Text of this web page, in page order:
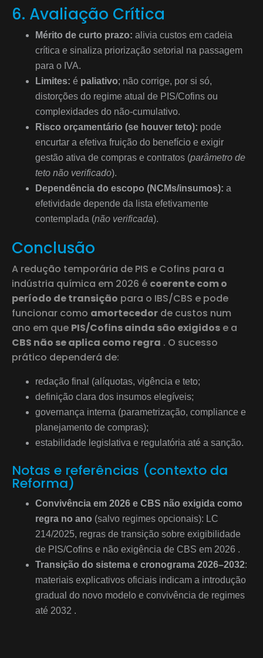
6. Avaliação Crítica
Mérito de curto prazo: alivia custos em cadeia
crítica e sinaliza priorização setorial na passagem
para o IVA.
Limites: é paliativo; não corrige, por si só,
distorções do regime atual de PIS/Cofins ou
complexidades do não-cumulativo.
Risco orçamentário (se houver teto): pode
encurtar a efetiva fruição do benefício e exigir
gestão ativa de compras e contratos (parâmetro de
teto não verificado).
Dependência do escopo (NCMs/insumos): a
efetividade depende da lista efetivamente
contemplada (não verificada).
Conclusão
A redução temporária de PIS e Cofins para a
indústria química em 2026 é coerente com o
período de transição para o IBS/CBS e pode
funcionar como amortecedor de custos num
ano em que PIS/Cofins ainda são exigidos e a
CBS não se aplica como regra . O sucesso
prático dependerá de:
redação final (alíquotas, vigência e teto;
definição clara dos insumos elegíveis;
governança interna (parametrização, compliance e
planejamento de compras);
estabilidade legislativa e regulatória até a sanção.
Notas e referências (contexto da
Reforma)
Convivência em 2026 e CBS não exigida como
regra no ano (salvo regimes opcionais): LC
214/2025, regras de transição sobre exigibilidade
de PIS/Cofins e não exigência de CBS em 2026 .
Transição do sistema e cronograma 2026–2032:
materiais explicativos oficiais indicam a introdução
gradual do novo modelo e convivência de regimes
até 2032 .